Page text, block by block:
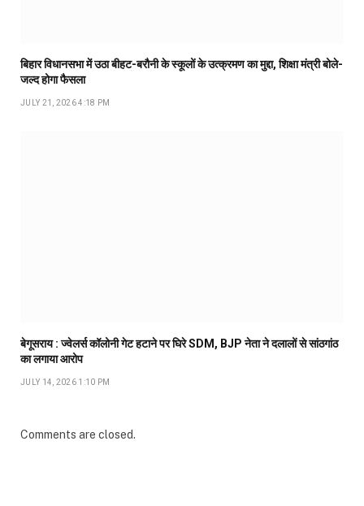
बिहार विधानसभा में उठा बीहट-बरौनी के स्कूलों के उत्क्रमण का मुद्दा, शिक्षा मंत्री बोले-
जल्द होगा फैसला
JULY 21, 2026 4:18 PM
बेगूसराय : ज्वेलर्स कॉलोनी गेट हटाने पर घिरे SDM, BJP नेता ने दलालों से सांठगांठ
का लगाया आरोप
JULY 14, 2026 1:10 PM
Comments are closed.